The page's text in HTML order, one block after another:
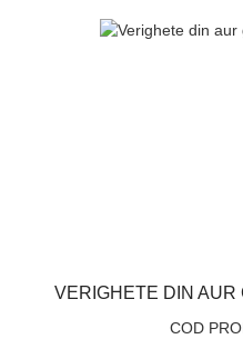
VERIGHETE DIN AUR
COD